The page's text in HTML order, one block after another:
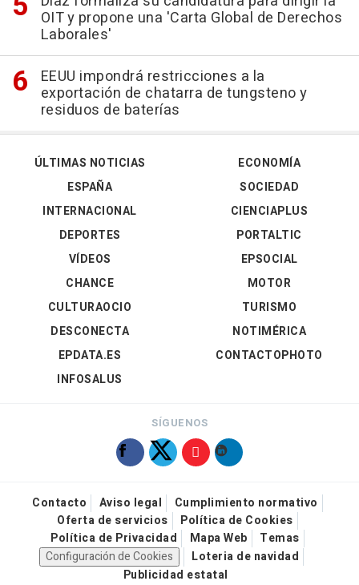
OIT y propone una 'Carta Global de Derechos
Laborales'
EEUU impondrá restricciones a la
exportación de chatarra de tungsteno y
residuos de baterías
ÚLTIMAS NOTICIAS
ESPAÑA
INTERNACIONAL
DEPORTES
VÍDEOS
ECONOMÍA
SOCIEDAD
CIENCIAPLUS
PORTALTIC
EPSOCIAL
CHANCE
CULTURAOCIO
DESCONECTA
EPDATA.ES
INFOSALUS
MOTOR
TURISMO
NOTIMÉRICA
CONTACTOPHOTO
SÍGUENOS
Contacto Aviso legal
Cumplimiento normativo
Oferta de servicios
Política de Cookies
Política de Privacidad
Mapa Web
Temas
Configuración de Cookies
Loteria de navidad
Publicidad estatal